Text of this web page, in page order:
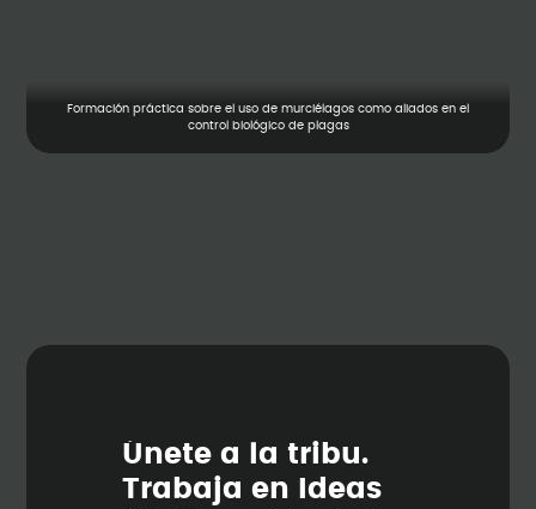
Formación práctica sobre el uso de murciélagos como aliados en el
control biológico de plagas
Únete a la tribu.
Trabaja en Ideas